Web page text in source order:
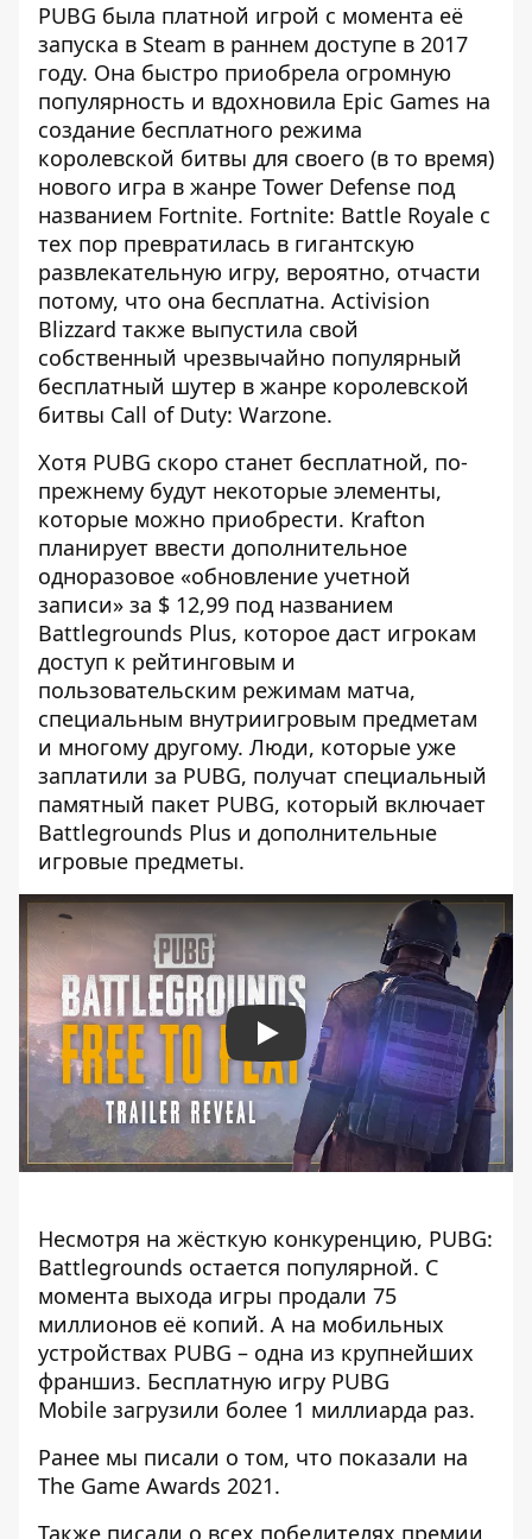
PUBG была платной игрой с момента её
запуска в Steam в раннем доступе в 2017
году. Она быстро приобрела огромную
популярность и вдохновила Epic Games на
создание бесплатного режима
королевской битвы для своего (в то время)
нового игра в жанре Tower Defense под
названием Fortnite. Fortnite: Battle Royale с
тех пор превратилась в гигантскую
развлекательную игру, вероятно, отчасти
потому, что она бесплатна. Activision
Blizzard также выпустила свой
собственный чрезвычайно популярный
бесплатный шутер в жанре королевской
битвы Call of Duty: Warzone.
Хотя PUBG скоро станет бесплатной, по-
прежнему будут некоторые элементы,
которые можно приобрести. Krafton
планирует ввести дополнительное
одноразовое «обновление учетной
записи» за $ 12,99 под названием
Battlegrounds Plus, которое даст игрокам
доступ к рейтинговым и
пользовательским режимам матча,
специальным внутриигровым предметам
и многому другому. Люди, которые уже
заплатили за PUBG, получат специальный
памятный пакет PUBG, который включает
Battlegrounds Plus и дополнительные
игровые предметы.
Play
Несмотря на жёсткую конкуренцию, PUBG:
Battlegrounds остается популярной. С
момента выхода игры продали 75
миллионов её копий. А на мобильных
устройствах PUBG – одна из крупнейших
франшиз. Бесплатную игру PUBG
Mobile загрузили более 1 миллиарда раз.
Ранее мы писали о том, что показали на
The Game Awards 2021.
Также писали о всех победителях премии